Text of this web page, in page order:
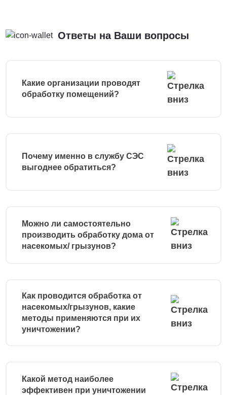
Ответы на Ваши вопросы
Какие организации проводят
обработку помещений?
Почему именно в службу СЭС
выгоднее обратиться?
Можно ли самостоятельно
производить обработку дома от
насекомых/ грызунов?
Как проводится обработка от
насекомых/грызунов, какие
методы применяются при их
уничтожении?
Какой метод наиболее
эффективен при уничтожении